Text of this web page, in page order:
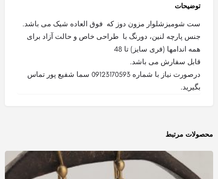
توضیحات
ست شومیزشلوار مزون دوز که فوق العاده شیک می باشد.
جنس پارچه لنین، دورنگ با طراحی خاص و حالت آزاد برای
همه اندامها (فری سایز) تا 48
قابل سفارش می باشد.
درصورت نیاز با شماره 09123170593 سما شفیع پور تماس
بگیرید.
محصولات مرتبط